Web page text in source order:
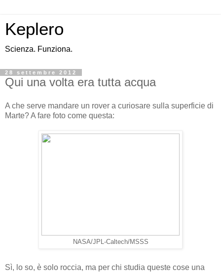
Keplero
Scienza. Funziona.
28 settembre 2012
Qui una volta era tutta acqua
A che serve mandare un rover a curiosare sulla superficie di
Marte? A fare foto come questa:
NASA/JPL-Caltech/MSSS
Sì, lo so, è solo roccia, ma per chi studia queste cose una